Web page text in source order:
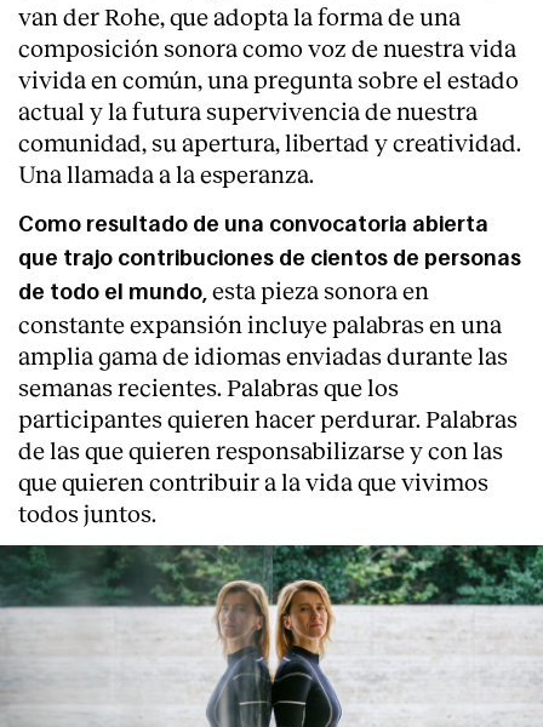
van der Rohe, que adopta la forma de una
composición sonora como voz de nuestra vida
vivida en común, una pregunta sobre el estado
actual y la futura supervivencia de nuestra
comunidad, su apertura, libertad y creatividad.
Una llamada a la esperanza.
Como resultado de una convocatoria abierta
que trajo contribuciones de cientos de personas
de todo el mundo, esta pieza sonora en
constante expansión incluye palabras en una
amplia gama de idiomas enviadas durante las
semanas recientes. Palabras que los
participantes quieren hacer perdurar. Palabras
de las que quieren responsabilizarse y con las
que quieren contribuir a la vida que vivimos
todos juntos.